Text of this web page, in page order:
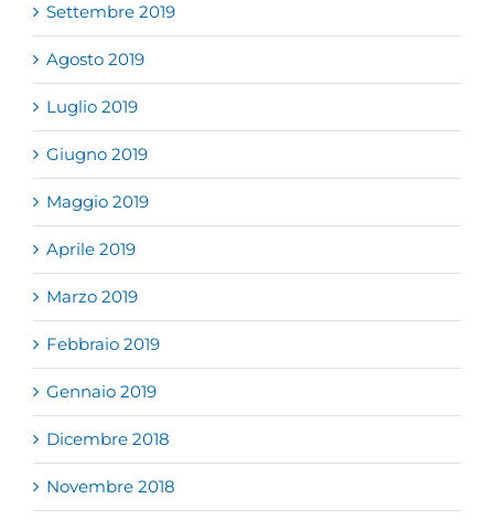
Settembre 2019
Agosto 2019
Luglio 2019
Giugno 2019
Maggio 2019
Aprile 2019
Marzo 2019
Febbraio 2019
Gennaio 2019
Dicembre 2018
Novembre 2018